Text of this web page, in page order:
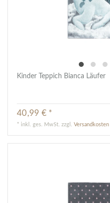
Kinder Teppich Bianca Läufer
40,99 € *
* inkl. ges. MwSt. zzgl.Versandkosten